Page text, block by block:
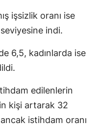
işsizlik oranı ise
indi.
6,5, kadınlarda ise
edilenlerin
kişi artarak 32
istihdam oranı